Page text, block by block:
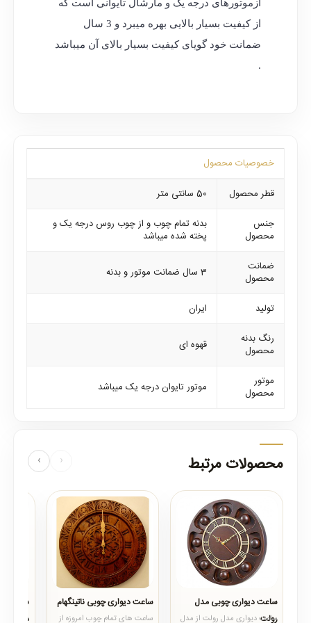
ازموتورهای درجه یک و مارشال تایوانی است که
از کیفیت بسیار بالایی بهره میبرد و 3 سال
ضمانت خود گویای کیفیت بسیار بالای آن میباشد
.
خصوصیات محصول
قطر محصول
50 سانتی متر
جنس
محصول
بدنه تمام چوب و از چوب روس درجه یک و
پخته شده میباشد
ضمانت
محصول
3 سال ضمانت موتور و بدنه
تولید
ایران
رنگ بدنه
محصول
قهوه ای
موتور
محصول
موتور تایوان درجه یک میباشد
محصولات مرتبط ‹
›
ساعت دیواری چوبی مدل
رولت
ساعت دیواری مدل رولت از مدل
ساعت دیواری چوبی ناتینگهام
ساعت های تمام چوب امروزه از
ساعت
میلان
ساعت